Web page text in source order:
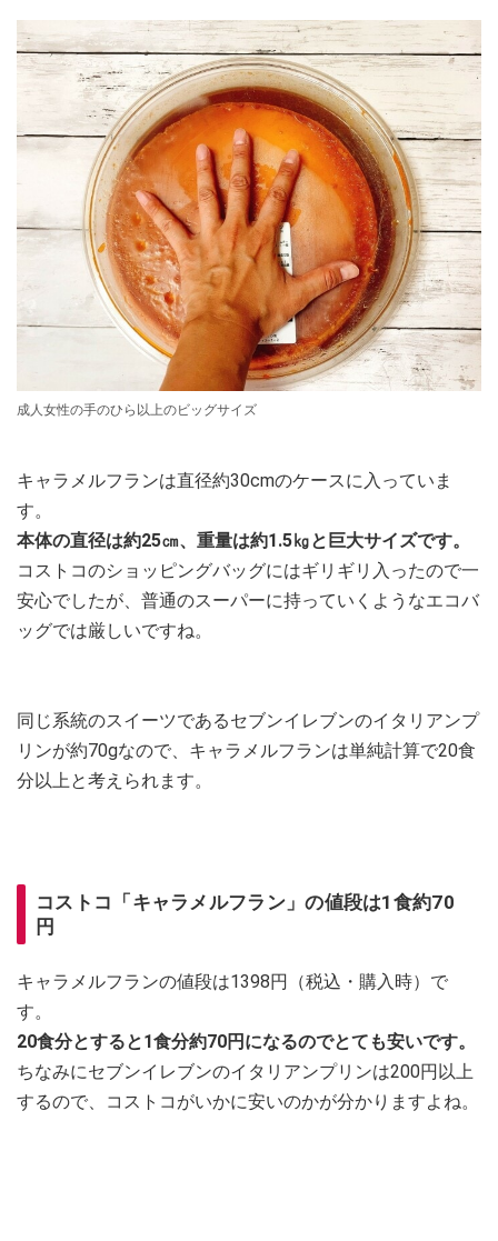
成人女性の手のひら以上のビッグサイズ
キャラメルフランは直径約30cmのケースに入っていま
す。
本体の直径は約25㎝、重量は約1.5㎏と巨大サイズです。
コストコのショッピングバッグにはギリギリ入ったので一
安心でしたが、普通のスーパーに持っていくようなエコバ
ッグでは厳しいですね。
同じ系統のスイーツであるセブンイレブンのイタリアンプ
リンが約70gなので、キャラメルフランは単純計算で20食
分以上と考えられます。
コストコ「キャラメルフラン」の値段は1食約70
円
キャラメルフランの値段は1398円（税込・購入時）で
す。
20食分とすると1食分約70円になるのでとても安いです。
ちなみにセブンイレブンのイタリアンプリンは200円以上
するので、コストコがいかに安いのかが分かりますよね。